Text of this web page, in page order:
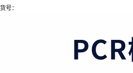
货号：